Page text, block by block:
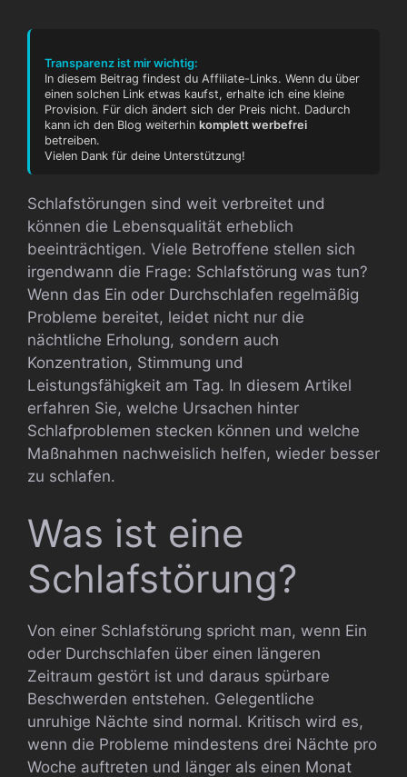
Transparenz ist mir wichtig:
In diesem Beitrag findest du Affiliate-Links. Wenn du über
einen solchen Link etwas kaufst, erhalte ich eine kleine
Provision. Für dich ändert sich der Preis nicht. Dadurch
kann ich den Blog weiterhin komplett werbefrei
betreiben.
Vielen Dank für deine Unterstützung!
Schlafstörungen sind weit verbreitet und
können die Lebensqualität erheblich
beeinträchtigen. Viele Betroffene stellen sich
irgendwann die Frage: Schlafstörung was tun?
Wenn das Ein oder Durchschlafen regelmäßig
Probleme bereitet, leidet nicht nur die
nächtliche Erholung, sondern auch
Konzentration, Stimmung und
Leistungsfähigkeit am Tag. In diesem Artikel
erfahren Sie, welche Ursachen hinter
Schlafproblemen stecken können und welche
Maßnahmen nachweislich helfen, wieder besser
zu schlafen.
Was ist eine
Schlafstörung?
Von einer Schlafstörung spricht man, wenn Ein
oder Durchschlafen über einen längeren
Zeitraum gestört ist und daraus spürbare
Beschwerden entstehen. Gelegentliche
unruhige Nächte sind normal. Kritisch wird es,
wenn die Probleme mindestens drei Nächte pro
Woche auftreten und länger als einen Monat